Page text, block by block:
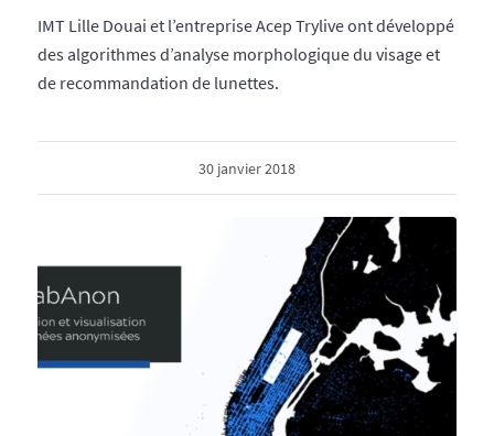
IMT Lille Douai et l’entreprise Acep Trylive ont développé
des algorithmes d’analyse morphologique du visage et
de recommandation de lunettes.
30 janvier 2018